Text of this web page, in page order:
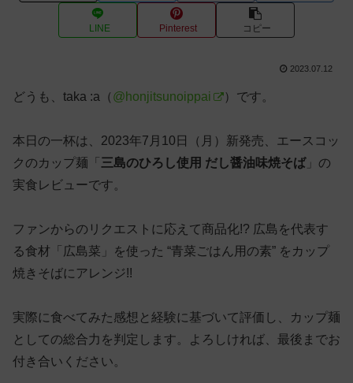
LINE Pinterest コピー
2023.07.12
どうも、taka :a（ @honjitsunoippai ）です。
本日の一杯は、2023年7月10日（月）新発売、エースコッ
クのカップ麺「 三島のひろし使用 だし醤油味焼そば」の
実食レビューです。
ファンからのリクエストに応えて商品化!? 広島を代表す
る食材「広島菜」を使った “青菜ごはん用の素” をカップ
焼きそばにアレンジ!!
実際に食べてみた感想と経験に基づいて評価し、カップ麺
としての総合力を判定します。よろしければ、最後までお
付き合いください。